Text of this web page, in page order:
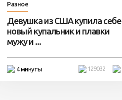
Разное
Девушка из США купила себе
новый купальник и плавки
мужу и ...
4 минуты 129032